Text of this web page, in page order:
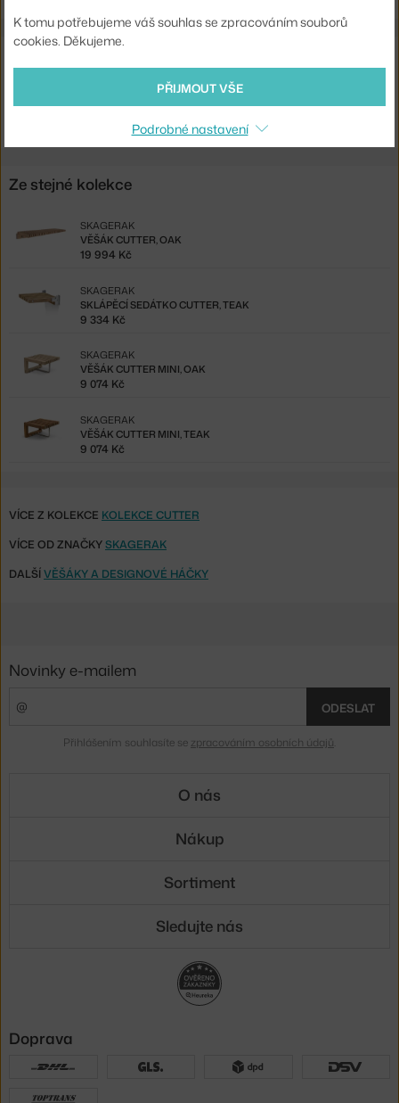
Související produkty
LAVICE CUTTER, TEAK
Ze stejné kolekce
VĚŠÁK CUTTER, OAK
SKAGERAK
19 994 Kč
SKLÁPĚCÍ SEDÁTKO CUTTER, TEAK
SKAGERAK
9 334 Kč
VĚŠÁK CUTTER MINI, OAK
SKAGERAK
9 074 Kč
VĚŠÁK CUTTER MINI, TEAK
SKAGERAK
9 074 Kč
VÍCE Z KOLEKCE KOLEKCE CUTTER
VÍCE OD ZNAČKYSKAGERAK
DALŠÍVĚŠÁKY A DESIGNOVÉ HÁČKY
K tomu potřebujeme váš souhlas se zpracováním souborů
cookies. Děkujeme.
PŘIJMOUT VŠE
Podrobné nastavení
Novinky e-mailem
ODESLAT
Přihlášením souhlasíte se zpracováním osobních údajů
O nás
Nákup
Sortiment
Sledujte nás
Doprava